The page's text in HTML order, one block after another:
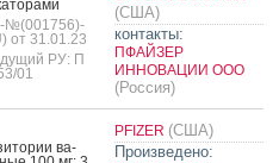
№(001756)-
от 31.01.23
РУ: П
01
(США)
контакты:
ПФАЙЗЕР
ИННОВАЦИИ ООО
(Россия)
ва­
PFIZER (США)
Произведено: